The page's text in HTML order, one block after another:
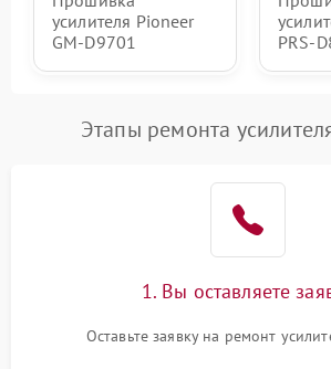
усилителя Pioneer
GM-D9701
PRS-
Этапы ремонта
1. Вы оставляете
Оставьте заявку на ремонт